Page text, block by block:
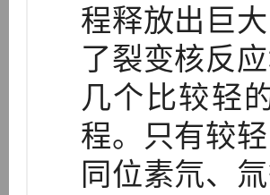
程释放出巨
了裂变核反
几个比较轻
程。只有较
同位素氘、